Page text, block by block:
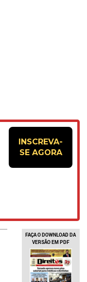
FAÇA O DOWNLOAD DA
VERSÃO EM PDF